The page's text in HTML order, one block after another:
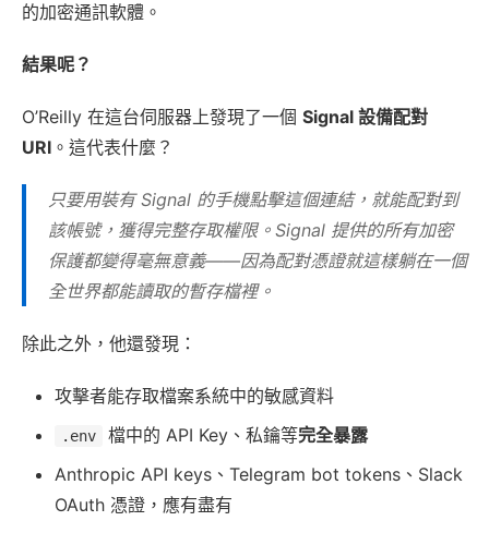
的加密通訊軟體。
結果呢？
O’Reilly 在這台伺服器上發現了一個 Signal 設備配對
URI 。這代表什麼？
只要用裝有 Signal 的手機點擊這個連結，就能配對到
該帳號，獲得完整存取權限。Signal 提供的所有加密
保護都變得毫無意義——因為配對憑證就這樣躺在一個
全世界都能讀取的暫存檔裡。
除此之外，他還發現：
攻擊者能存取檔案系統中的敏感資料
.env 檔中的 API Key、私鑰等完全暴露
Anthropic API keys、Telegram bot tokens、Slack
OAuth 憑證，應有盡有